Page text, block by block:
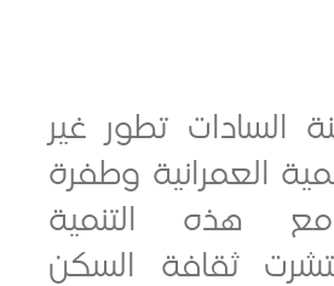
تطور غير
وطفرة
التنمية
السكن